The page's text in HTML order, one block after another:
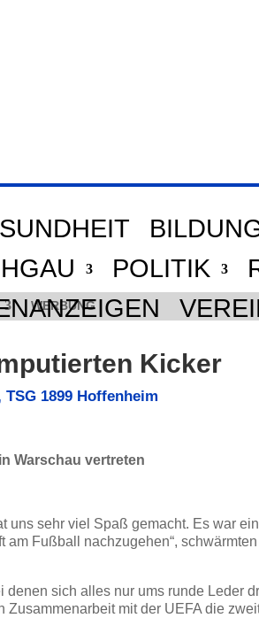
POLITIK
WERBUNG
Kicker
TSG 1899 Hoffenheim
Warschau vertreten
uns sehr viel Spaß gemacht. Es war
Fußball nachzugehen“,
sich alles nur ums runde Leder
mit der UEFA die